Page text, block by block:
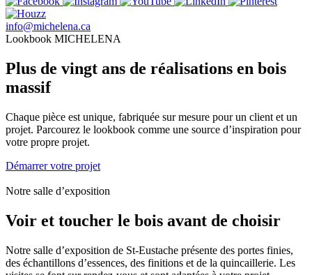
info@michelena.ca
Lookbook MICHELENA
Plus de vingt ans de réalisations en bois
massif
Chaque pièce est unique, fabriquée sur mesure pour un client et un
projet. Parcourez le lookbook comme une source d’inspiration pour
votre propre projet.
Démarrer votre projet
Notre salle d’exposition
Voir et toucher le bois avant de choisir
Notre salle d’exposition de St-Eustache présente des portes finies,
des échantillons d’essences, des finitions et de la quincaillerie. Les